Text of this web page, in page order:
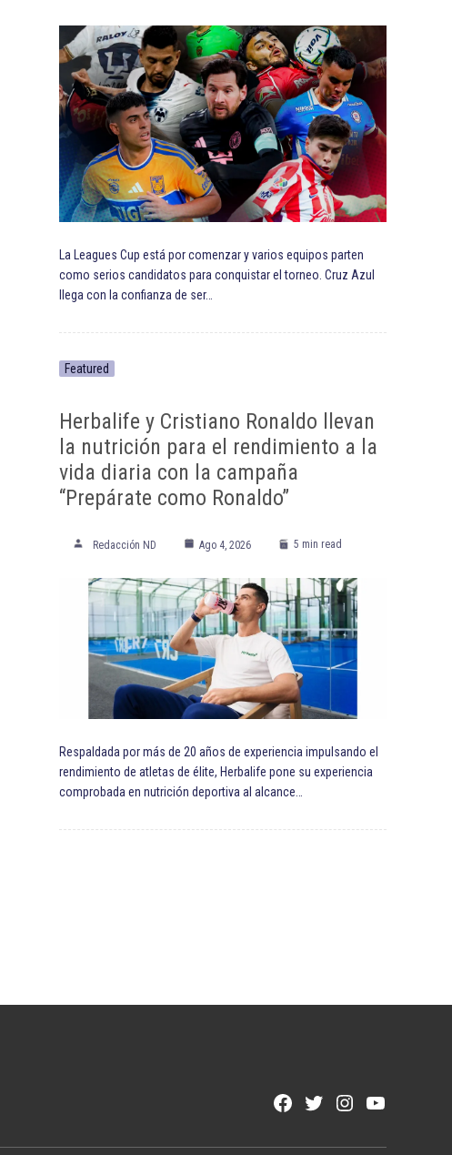
La Leagues Cup está por comenzar y varios equipos parten
como serios candidatos para conquistar el torneo. Cruz Azul
llega con la confianza de ser…
Featured
Herbalife y Cristiano Ronaldo llevan
la nutrición para el rendimiento a la
vida diaria con la campaña
“Prepárate como Ronaldo”
Redacción ND Ago 4, 2026 5 min read
Respaldada por más de 20 años de experiencia impulsando el
rendimiento de atletas de élite, Herbalife pone su experiencia
comprobada en nutrición deportiva al alcance…
Facebook
TwitterInstagram
YouTube